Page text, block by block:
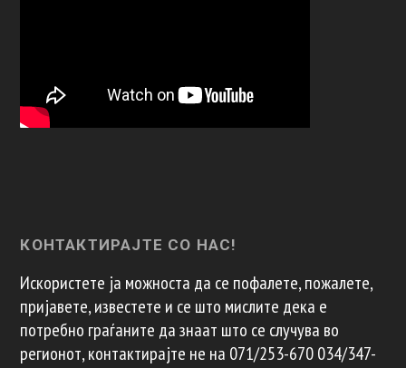
КОНТАКТИРАЈТЕ СО НАС!
Искористете ја можноста да се пофалете, пожалете,
пријавете, известете и се што мислите дека е
потребно граѓаните да знаат што се случува во
регионот, контактирајте не на 071/253-670 034/347-